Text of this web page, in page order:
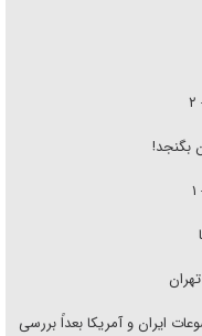
بگنجد!
ایران و آمریکا بعداً بررسی